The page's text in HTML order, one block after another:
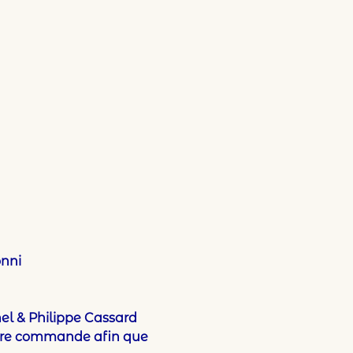
& Philippe Cassard
commande afin que